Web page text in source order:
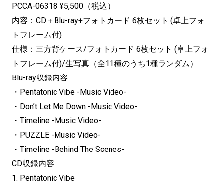
PCCA-06318 ¥5,500（税込）
内容：CD＋Blu-ray+フォトカード 6枚セット (卓上フォ
トフレーム付)
仕様：三方背ケース/フォトカード 6枚セット (卓上フォ
トフレーム付)/生写真（全11種のうち1種ランダム）
Blu-ray収録内容
・Pentatonic Vibe -Music Video-
・Don’t Let Me Down -Music Video-
・Timeline -Music Video-
・PUZZLE -Music Video-
・Timeline -Behind The Scenes-
CD収録内容
1. Pentatonic Vibe